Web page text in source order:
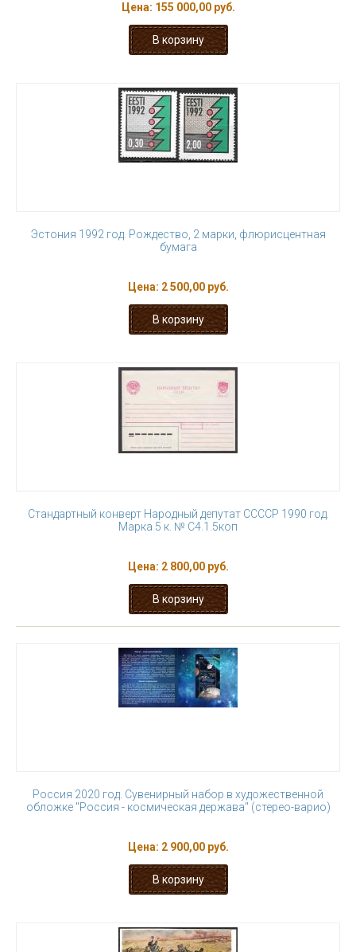
Цена: 155 000,00 руб.
Эстония 1992 год. Рождество, 2 марки, флюрисцентная
бумага
Цена: 2 500,00 руб.
Стандартный конверт Народный депутат ССССР 1990 год.
Марка 5 к. № С4.1.5коп
Цена: 2 800,00 руб.
Россия 2020 год. Сувенирный набор в художественной
обложке "Россия - космическая держава" (стерео-варио)
Цена: 2 900,00 руб.